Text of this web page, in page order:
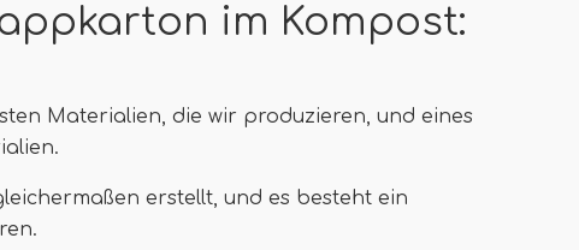
im Kompost:
Materialien, die wir produzieren, und eines
erstellt, und es besteht ein